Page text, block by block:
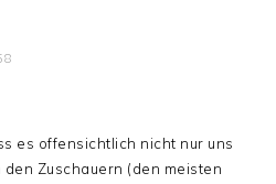
es offensichtlich nicht nur uns
Zuschauern (den meisten